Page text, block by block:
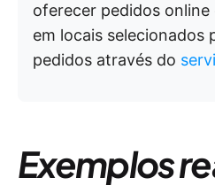
oferecer pedidos online
em locais selecionados
pedidos através do
Exemplos